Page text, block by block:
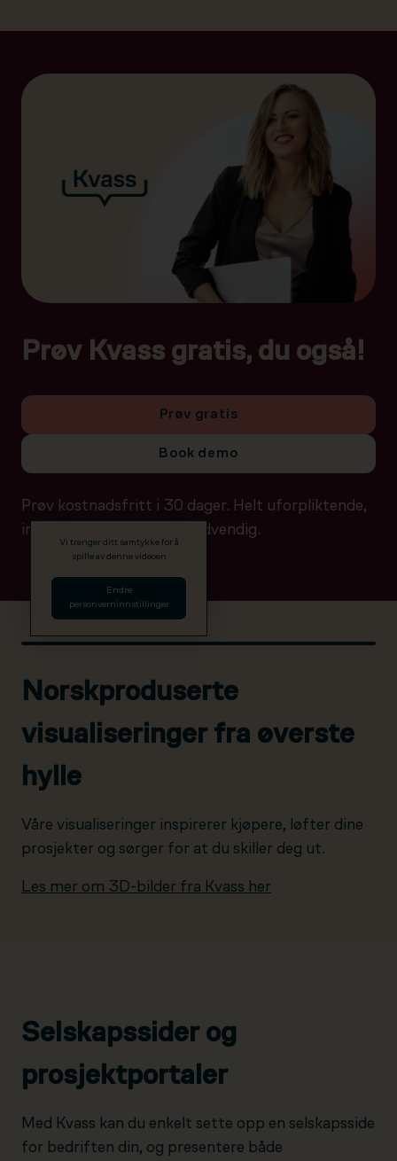
Prøv Kvass gratis, du også!
Prøv gratis
Book demo
Prøv kostnadsfritt i 30 dager. Helt uforpliktende,
ingen betalingsdetaljer nødvendig.
Vi trenger ditt samtykke for å
spille av denne videoen
Endre
personverninnstillinger
Norskproduserte
visualiseringer fra øverste
hylle
Våre visualiseringer inspirerer kjøpere, løfter dine
prosjekter og sørger for at du skiller deg ut.
Les mer om 3D-bilder fra Kvass her
Selskapssider og
prosjektportaler
Med Kvass kan du enkelt sette opp en selskapsside
for bedriften din, og presentere både